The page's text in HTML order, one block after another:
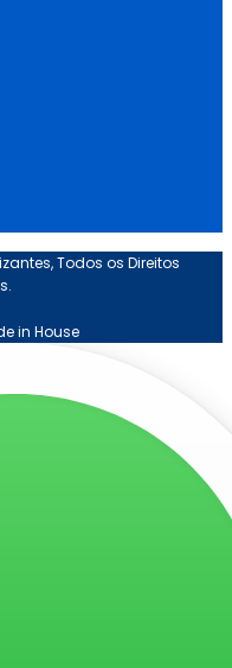
Todos os Direitos
in House